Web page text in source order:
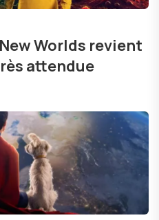
Worlds revient
attendue